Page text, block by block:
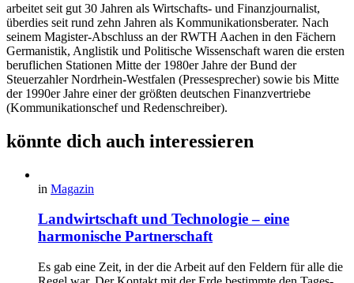
arbeitet seit gut 30 Jahren als Wirtschafts- und Finanzjournalist,
überdies seit rund zehn Jahren als Kommunikationsberater. Nach
seinem Magister-Abschluss an der RWTH Aachen in den Fächern
Germanistik, Anglistik und Politische Wissenschaft waren die ersten
beruflichen Stationen Mitte der 1980er Jahre der Bund der
Steuerzahler Nordrhein-Westfalen (Pressesprecher) sowie bis Mitte
der 1990er Jahre einer der größten deutschen Finanzvertriebe
(Kommunikationschef und Redenschreiber).
könnte dich auch interessieren
in Magazin
Landwirtschaft und Technologie – eine
harmonische Partnerschaft
Es gab eine Zeit, in der die Arbeit auf den Feldern für alle die